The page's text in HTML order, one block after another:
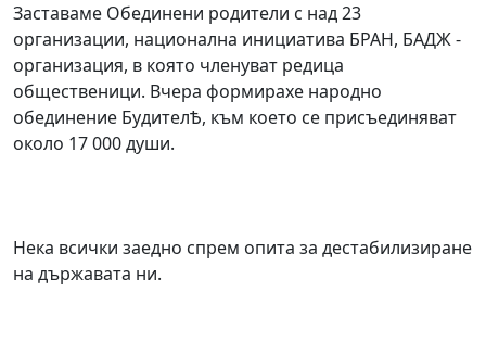
Заставаме Обединени родители с над 23
организации, национална инициатива БРАН, БАДЖ -
организация, в която членуват редица
общественици. Вчера формирахе народно
обединение БудителѢ, към което се присъединяват
около 17 000 души.
Нека всички заедно спрем опита за дестабилизиране
на държавата ни.